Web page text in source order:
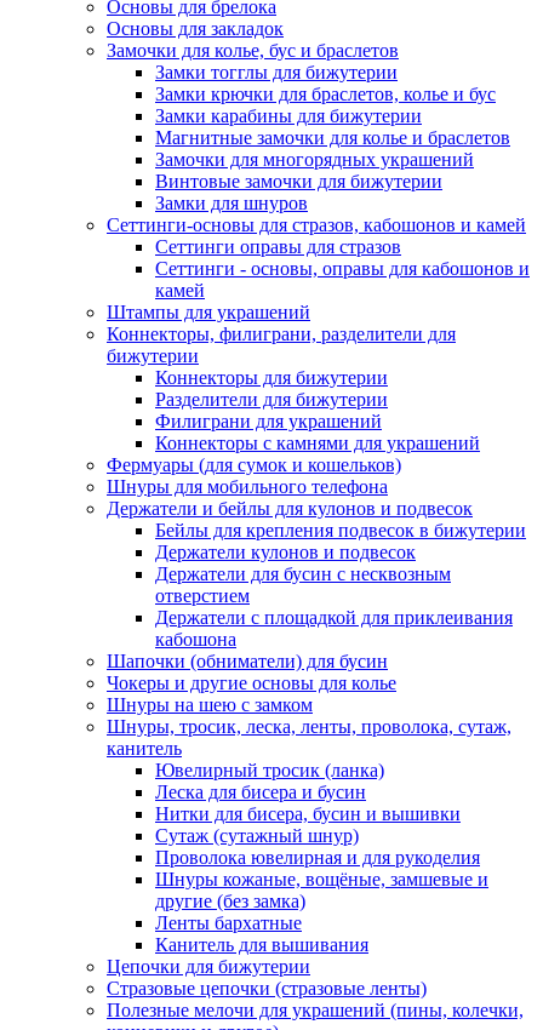
Основы для брелока
Основы для закладок
Замочки для колье, бус и браслетов
Замки тогглы для бижутерии
Замки крючки для браслетов, колье и бус
Замки карабины для бижутерии
Магнитные замочки для колье и браслетов
Замочки для многорядных украшений
Винтовые замочки для бижутерии
Замки для шнуров
Сеттинги-основы для стразов, кабошонов и камей
Сеттинги оправы для стразов
Сеттинги - основы, оправы для кабошонов и
камей
Штампы для украшений
Коннекторы, филиграни, разделители для
бижутерии
Коннекторы для бижутерии
Разделители для бижутерии
Филиграни для украшений
Коннекторы с камнями для украшений
Фермуары (для сумок и кошельков)
Шнуры для мобильного телефона
Держатели и бейлы для кулонов и подвесок
Бейлы для крепления подвесок в бижутерии
Держатели кулонов и подвесок
Держатели для бусин с несквозным
отверстием
Держатели с площадкой для приклеивания
кабошона
Шапочки (обниматели) для бусин
Чокеры и другие основы для колье
Шнуры на шею с замком
Шнуры, тросик, леска, ленты, проволока, сутаж,
канитель
Ювелирный тросик (ланка)
Леска для бисера и бусин
Нитки для бисера, бусин и вышивки
Сутаж (сутажный шнур)
Проволока ювелирная и для рукоделия
Шнуры кожаные, вощёные, замшевые и
другие (без замка)
Ленты бархатные
Канитель для вышивания
Цепочки для бижутерии
Стразовые цепочки (стразовые ленты)
Полезные мелочи для украшений (пины, колечки,